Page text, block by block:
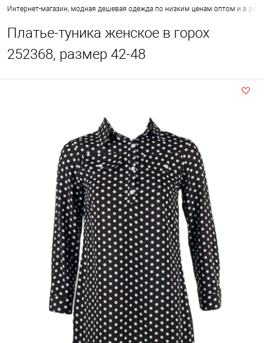
Интернет-магазин, модная дешевая одежда по низким ценам оптом и в
Платье-туника женское в горох
252368, размер 42-48